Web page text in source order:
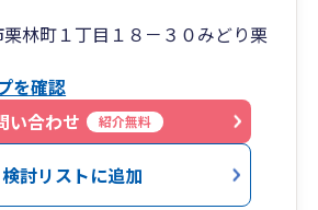
導を中心に行っています。専門
し、初歩から応用までわかりや
たします。
利用したリモート対応も可能で
化相談、資金調達支援、事業承
助金申請まで幅広くサービス提
林町１丁目１８－３０みどり栗
を確認
い合わせ
紹介無料
検討リストに追加